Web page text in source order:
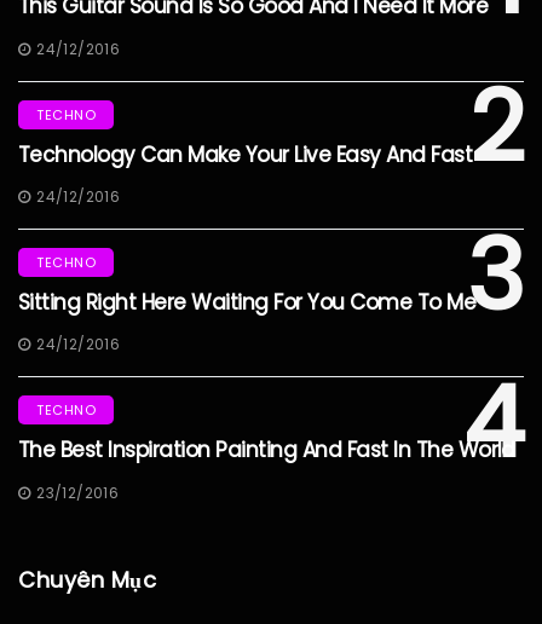
This Guitar Sound Is So Good And I Need It More
24/12/2016
2
TECHNO
Technology Can Make Your Live Easy And Fast
24/12/2016
3
TECHNO
Sitting Right Here Waiting For You Come To Me
24/12/2016
4
TECHNO
The Best Inspiration Painting And Fast In The World
23/12/2016
Chuyên Mục